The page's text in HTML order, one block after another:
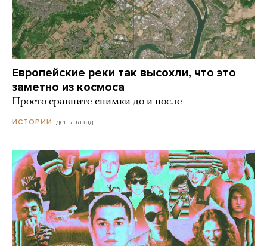
Европейские реки так высохли, что это
заметно из космоса
Просто сравните снимки до и после
ИСТОРИИ день назад